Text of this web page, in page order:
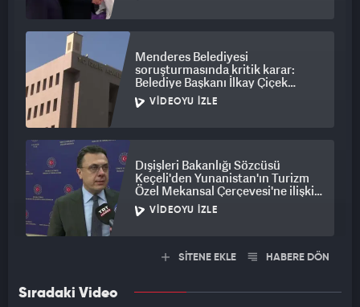
Menderes Belediyesi
soruşturmasında kritik karar:
Belediye Başkanı İlkay Çiçek
tutuklandı
VIDEOYU İZLE
Dışişleri Bakanlığı Sözcüsü
Keçeli'den Yunanistan'ın Turizm
Özel Mekansal Çerçevesi'ne ilişkin
açıklama
VIDEOYU İZLE
SİTENE EKLE HABERE DÖN
Sıradaki Video